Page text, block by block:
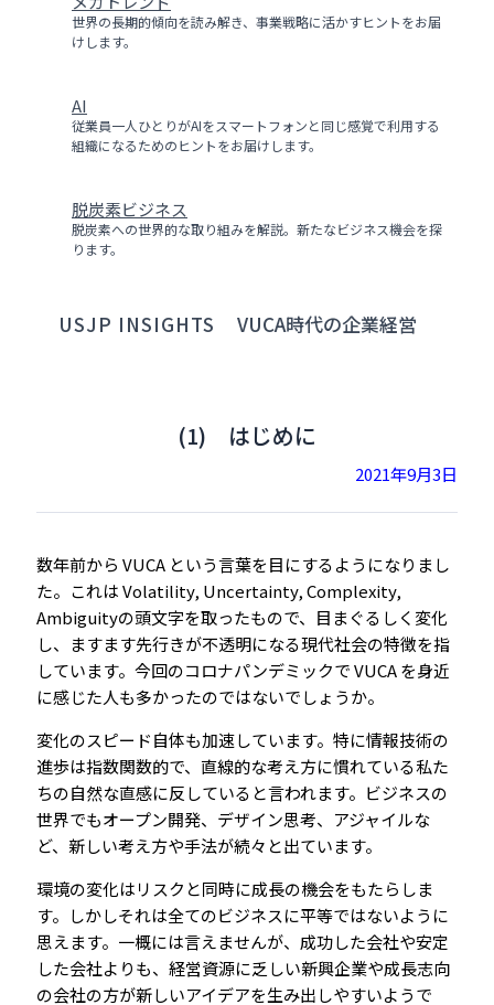
世界の長期的傾向を読み解き、事業戦略に活かすヒントをお届
けします。
AI
従業員一人ひとりがAIをスマートフォンと同じ感覚で利用する
組織になるためのヒントをお届けします。
脱炭素ビジネス
脱炭素への世界的な取り組みを解説。新たなビジネス機会を探
ります。
USJP INSIGHTS VUCA時代の企業経営
(1) はじめに
2021年9月3日
数年前から VUCA という言葉を目にするようになりまし
た。これは Volatility, Uncertainty, Complexity,
Ambiguityの頭文字を取ったもので、目まぐるしく変化
し、ますます先行きが不透明になる現代社会の特徴を指
しています。今回のコロナパンデミックで VUCA を身近
に感じた人も多かったのではないでしょうか。
変化のスピード自体も加速しています。特に情報技術の
進歩は指数関数的で、直線的な考え方に慣れている私た
ちの自然な直感に反していると言われます。ビジネスの
世界でもオープン開発、デザイン思考、アジャイルな
ど、新しい考え方や手法が続々と出ています。
環境の変化はリスクと同時に成長の機会をもたらしま
す。しかしそれは全てのビジネスに平等ではないように
思えます。一概には言えませんが、成功した会社や安定
した会社よりも、経営資源に乏しい新興企業や成長志向
の会社の方が新しいアイデアを生み出しやすいようで